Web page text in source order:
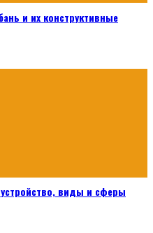
и их конструктивные
устройство, виды и сферы